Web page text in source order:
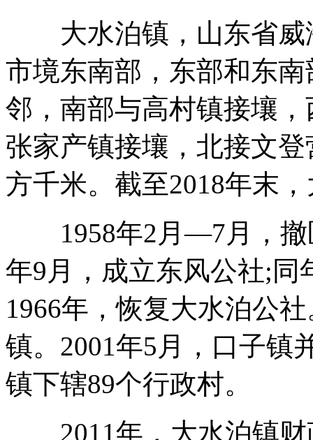
大水泊镇，山东省威
市境东南部，东部和东
邻，南部与高村镇接壤
张家产镇接壤，北接文
方千米。截至2018年末
1958年2月—7月，撤
年9月，成立东风公社;同
1966年，恢复大水泊公
镇。2001年5月，口子镇
镇下辖89个行政村。
2011年，大水泊镇财